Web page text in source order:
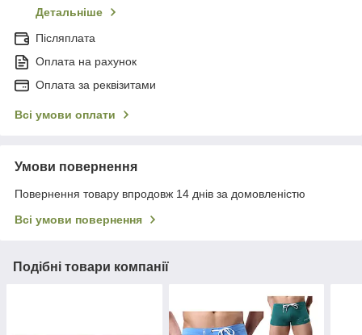
Детальніше
Післяплата
Оплата на рахунок
Оплата за реквізитами
Всі умови оплати
Умови повернення
Повернення товару впродовж 14 днів за домовленістю
Всі умови повернення
Подібні товари компанії